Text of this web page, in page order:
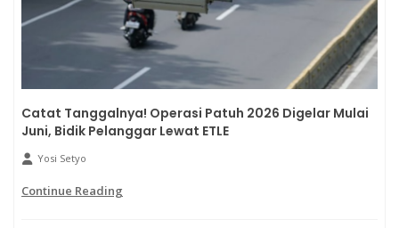
Catat Tanggalnya! Operasi Patuh 2026 Digelar Mulai
Juni, Bidik Pelanggar Lewat ETLE
Yosi Setyo
Continue Reading